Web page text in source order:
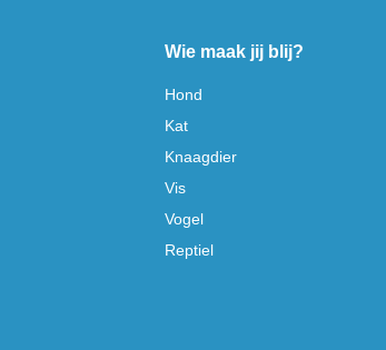
Wie maak jij blij?
Hond
Kat
Knaagdier
Vis
Vogel
Reptiel